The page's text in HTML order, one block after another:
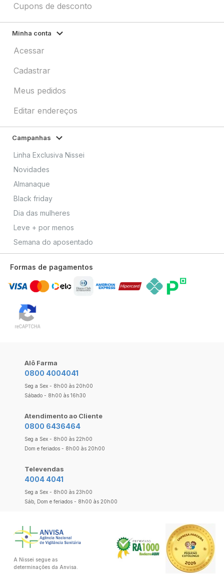
Cupons de desconto
Minha conta
Acessar
Cadastrar
Meus pedidos
Editar endereços
Campanhas
Linha Exclusiva Nissei
Novidades
Almanaque
Black friday
Dia das mulheres
Leve + por menos
Semana do aposentado
Formas de pagamentos
Alô Farma
0800 4004041
Seg a Sex - 8h00 às 20h00
Sábado - 8h00 às 16h30
Atendimento ao Cliente
0800 6436464
Seg a Sex - 8h00 às 22h00
Dom e feriados - 8h00 às 20h00
Televendas
4004 4041
Seg a Sex - 8h00 às 23h00
Sáb, Dom e feriados - 8h00 às 20h00
A Nissei segue as
determinações da Anvisa.